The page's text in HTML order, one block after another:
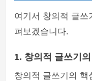
여기서 창의적 글
펴보겠습니다.
1. 창의적 글쓰기
창의적 글쓰기의 핵